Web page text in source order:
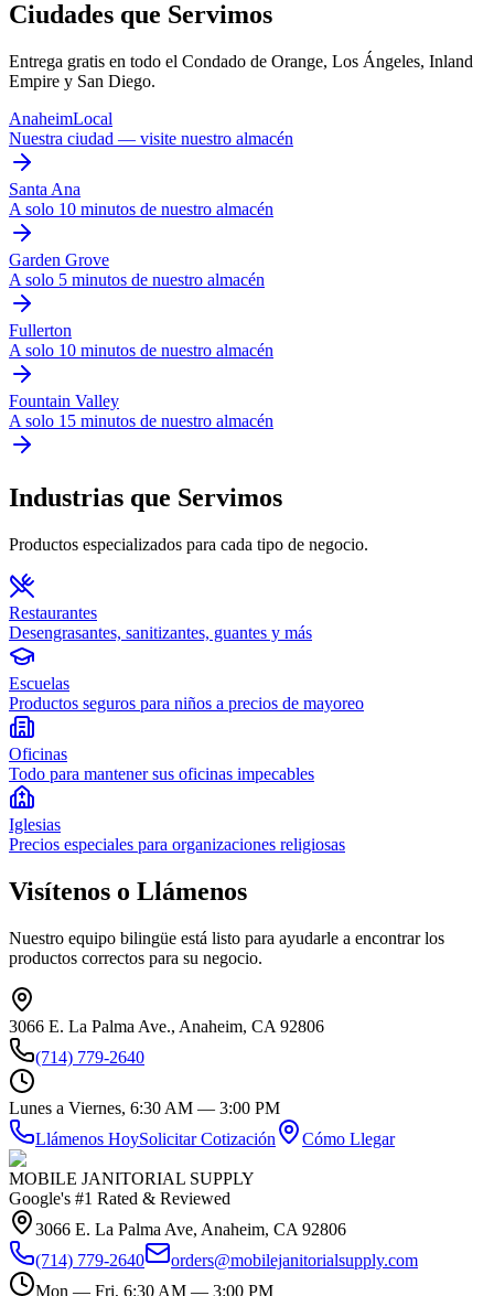
Ciudades que Servimos
Entrega gratis en todo el Condado de Orange, Los Ángeles, Inland
Empire y San Diego.
AnaheimLocal
Nuestra ciudad — visite nuestro almacén
Santa Ana
A solo 10 minutos de nuestro almacén
Garden Grove
A solo 5 minutos de nuestro almacén
Fullerton
A solo 10 minutos de nuestro almacén
Fountain Valley
A solo 15 minutos de nuestro almacén
Industrias que Servimos
Productos especializados para cada tipo de negocio.
Restaurantes
Desengrasantes, sanitizantes, guantes y más
Escuelas
Productos seguros para niños a precios de mayoreo
Oficinas
Todo para mantener sus oficinas impecables
Iglesias
Precios especiales para organizaciones religiosas
Visítenos o Llámenos
Nuestro equipo bilingüe está listo para ayudarle a encontrar los
productos correctos para su negocio.
3066 E. La Palma Ave., Anaheim, CA 92806
(714) 779-2640
Lunes a Viernes, 6:30 AM — 3:00 PM
Llámenos HoySolicitar Cotización Cómo Llegar
MOBILE JANITORIAL SUPPLY
Google's #1 Rated & Reviewed
3066 E. La Palma Ave, Anaheim, CA 92806
(714) 779-2640
orders@mobilejanitorialsupply.com
Mon — Fri, 6:30 AM — 3:00 PM